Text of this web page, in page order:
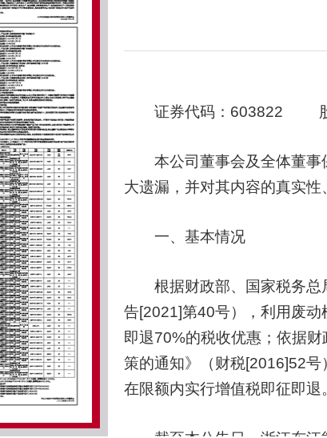
证券代码：603822 股
本公司董事会及全体董事
大遗漏，并对其内容的真实性
一、基本情况
根据财政部、国家税务总
告[2021]第40号），利用废
即退70%的税收优惠；依据
策的通知》（财税[2016]52
在限额内实行增值税即征即退